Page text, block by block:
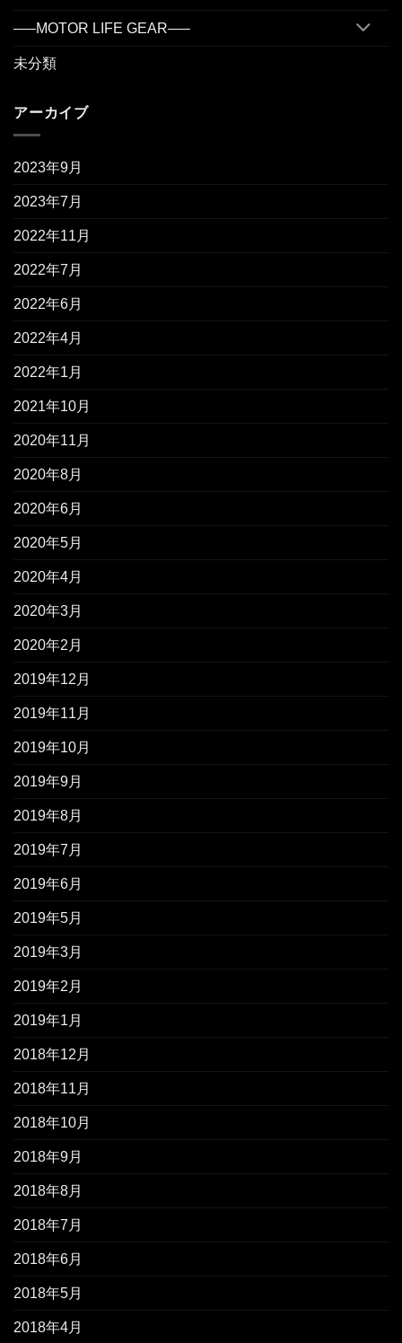
—–MOTOR LIFE GEAR—–
未分類
アーカイブ
2023年9月
2023年7月
2022年11月
2022年7月
2022年6月
2022年4月
2022年1月
2021年10月
2020年11月
2020年8月
2020年6月
2020年5月
2020年4月
2020年3月
2020年2月
2019年12月
2019年11月
2019年10月
2019年9月
2019年8月
2019年7月
2019年6月
2019年5月
2019年3月
2019年2月
2019年1月
2018年12月
2018年11月
2018年10月
2018年9月
2018年8月
2018年7月
2018年6月
2018年5月
2018年4月